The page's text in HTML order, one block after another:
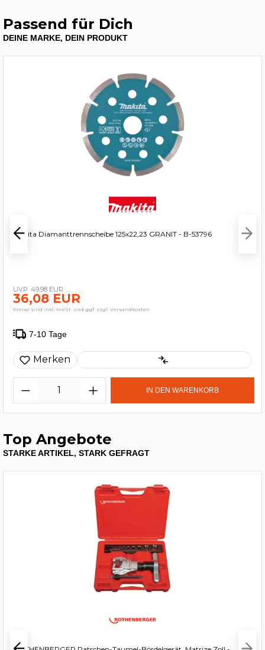
Passend für Dich
DEINE MARKE, DEIN PRODUKT
Makita Diamanttrennscheibe 125x22,23 GRANIT - B-53796
49,98 EUR
36,08 EUR
Preise sind inkl. MwSt. und ggf. zzgl. Versandkosten
7-10 Tage
Merken
IN DEN WARENKORB
Top Angebote
STARKE ARTIKEL, STARK GEFRAGT